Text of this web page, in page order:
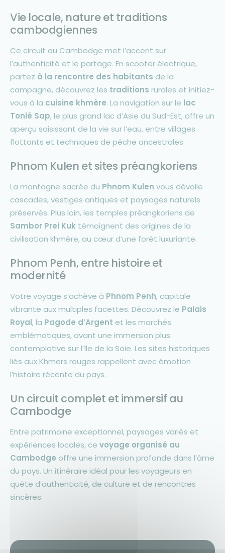
Vie locale, nature et traditions
cambodgiennes
Ce circuit au Cambodge met l’accent sur
l’authenticité et le partage. En scooter électrique,
partez à la rencontre des habitants de la
campagne, découvrez les traditions rurales et initiez-
vous à la cuisine khmère. La navigation sur le lac
Tonlé Sap, le plus grand lac d’Asie du Sud-Est, offre un
aperçu saisissant de la vie sur l’eau, entre villages
flottants et techniques de pêche ancestrales.
Phnom Kulen et sites préangkoriens
La montagne sacrée du Phnom Kulen vous dévoile
cascades, vestiges antiques et paysages naturels
préservés. Plus loin, les temples préangkoriens de
Sambor Prei Kuk témoignent des origines de la
civilisation khmère, au cœur d’une forêt luxuriante.
Phnom Penh, entre histoire et
modernité
Votre voyage s’achève à Phnom Penh, capitale
vibrante aux multiples facettes. Découvrez le Palais
Royal, la Pagode d’Argent et les marchés
emblématiques, avant une immersion plus
contemplative sur l’île de la Soie. Les sites historiques
liés aux Khmers rouges rappellent avec émotion
l’histoire récente du pays.
Un circuit complet et immersif au
Cambodge
Entre patrimoine exceptionnel, paysages variés et
expériences locales, ce voyage organisé au
Cambodge offre une immersion profonde dans l’âme
du pays. Un itinéraire idéal pour les voyageurs en
quête d’authenticité, de culture et de rencontres
sincères.